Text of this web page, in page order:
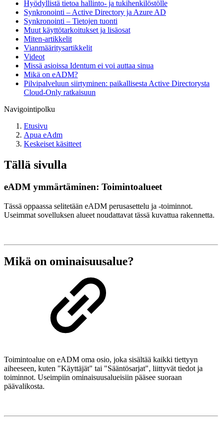
Hyödyllistä tietoa hallinto- ja tukihenkilöstölle
Synkronointi – Active Directory ja Azure AD
Synkronointi – Tietojen tuonti
Muut käyttötarkoitukset ja lisäosat
Miten-artikkelit
Vianmääritysartikkelit
Videot
Missä asioissa Identum ei voi auttaa sinua
Mikä on eADM?
Pilvipalveluun siirtyminen: paikallisesta Active Directorysta
Cloud-Only ratkaisuun
Navigointipolku
Etusivu
Apua eAdm
Keskeiset käsitteet
Tällä sivulla
eADM ymmärtäminen: Toimintoalueet
Tässä oppaassa selitetään eADM perusasettelu ja -toiminnot.
Useimmat sovelluksen alueet noudattavat tässä kuvattua rakennetta.
Mikä on ominaisuusalue?
Toimintoalue on eADM oma osio, joka sisältää kaikki tiettyyn
aiheeseen, kuten "Käyttäjät" tai "Sääntösarjat", liittyvät tiedot ja
toiminnot. Useimpiin ominaisuusalueisiin pääsee suoraan
päävalikosta.